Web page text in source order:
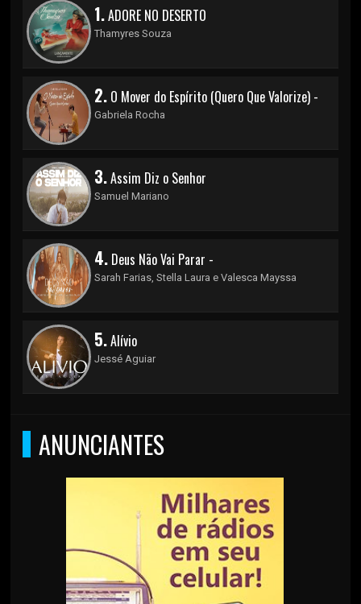
1.ADORE NO DESERTO
Thamyres Souza
2. O Mover do Espírito (Quero Que Valorize) -
Gabriela Rocha
3.Assim Diz o Senhor
Samuel Mariano
4. Deus Não Vai Parar -
Sarah Farias, Stella Laura e Valesca Mayssa
5.Alívio
Jessé Aguiar
ANUNCIANTES